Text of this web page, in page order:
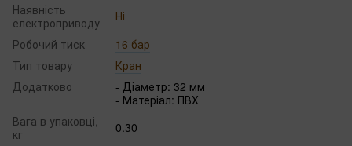
Наявність
електроприводу
Ні
Робочий тиск
16 бар
Тип товару
Кран
Додатково
- Діаметр: 32 мм
- Матеріал: ПВХ
Вага в упаковці,
кг
0.30